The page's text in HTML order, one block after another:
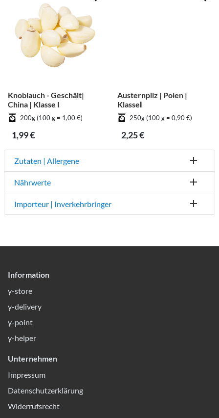
Knoblauch - Geschält|
China | Klasse I
200g (100 g = 1,00 €)
1,99 €
Austernpilz | Polen |
KlasseⅠ
250g (100 g = 0,90 €)
2,25 €
Zutaten | Allergene
Nährwerte
Importeur | Inverkehrbringer
Information
y-store
y-delivery
y-point
y-helper
Unternehmen
Impressum
Datenschutzerklärung
Widerrufsrecht